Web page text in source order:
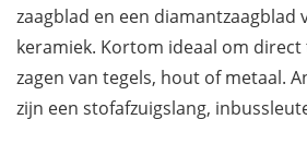
zaagblad en een diamantzaagblad
keramiek. Kortom ideaal om
zagen van tegels, hout of metaal.
zijn een stofafzuigslang,